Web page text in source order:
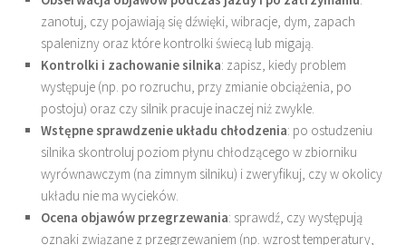
zanotuj, czy pojawiają się dźwięki, wibracje, dym, zapach
spalenizny oraz które kontrolki świecą lub migają.
Kontrolki i zachowanie silnika: zapisz, kiedy problem
występuje (np. po rozruchu, przy zmianie obciążenia, po
postoju) oraz czy silnik pracuje inaczej niż zwykle.
Wstępne sprawdzenie układu chłodzenia: po ostudzeniu
silnika skontroluj poziom płynu chłodzącego w zbiorniku
wyrównawczym (na zimnym silniku) i zweryfikuj, czy w okolicy
układu nie ma wycieków.
Ocena objawów przegrzewania: sprawdź, czy występują
oznaki związane z przegrzewaniem (np. wzrost temperatury,